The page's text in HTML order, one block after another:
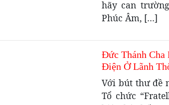
hãy can
Phúc Âm, […]
Đức Thánh Cha
Điện Ở Lãnh
Với bút thư đề
Tổ chức